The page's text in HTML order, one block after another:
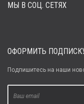
Забыли пароль?
МЫ В СОЦ. СЕТЯХ
ОФОРМИТЬ
Подпишитесь на наши